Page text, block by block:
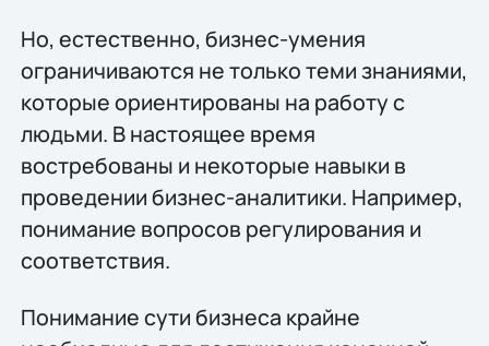
Но, естественно, бизнес-умения
ограничиваются не только теми знаниями,
которые ориентированы на работу с
людьми. В настоящее время
востребованы и некоторые навыки в
проведении бизнес-аналитики. Например,
понимание вопросов регулирования и
соответствия.
Понимание сути бизнеса крайне